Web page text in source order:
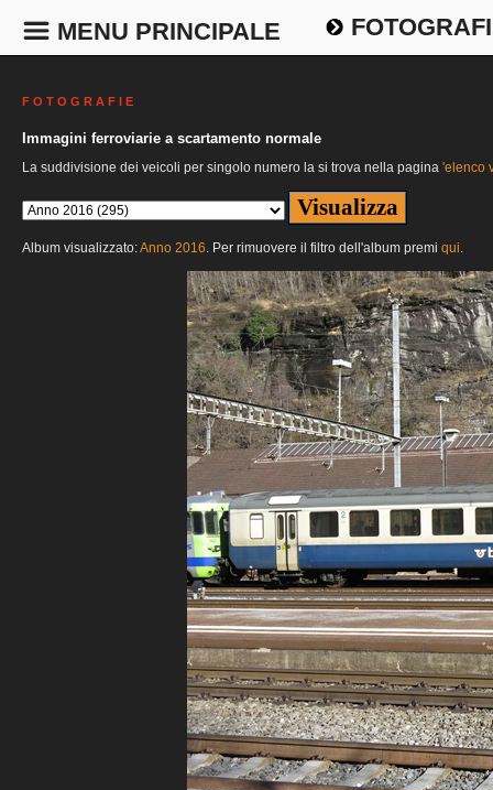
MENU PRINCIPALE
F O T O G R A F I E
Immagini ferroviarie a scartamento normale
La suddivisione dei veicoli per singolo numero la si trova nella pagina 'elenco
Album visualizzato:Anno 2016. Per rimuovere il filtro dell'album premi qui.